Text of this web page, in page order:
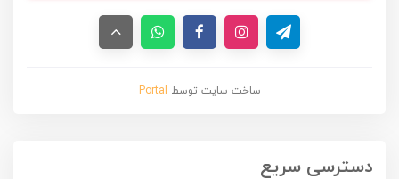
ساخت سایت توسط Portal
دسترسی سریع